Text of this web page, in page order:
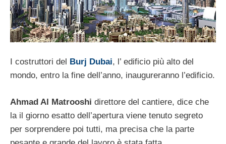
I costruttori del Burj Dubai, l’ edificio più alto del
mondo, entro la fine dell’anno, inaugureranno l’edificio.
Ahmad Al Matrooshi direttore del cantiere, dice che
la il giorno esatto dell’apertura viene tenuto segreto
per sorprendere poi tutti, ma precisa che la parte